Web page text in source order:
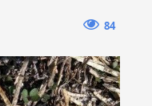
84